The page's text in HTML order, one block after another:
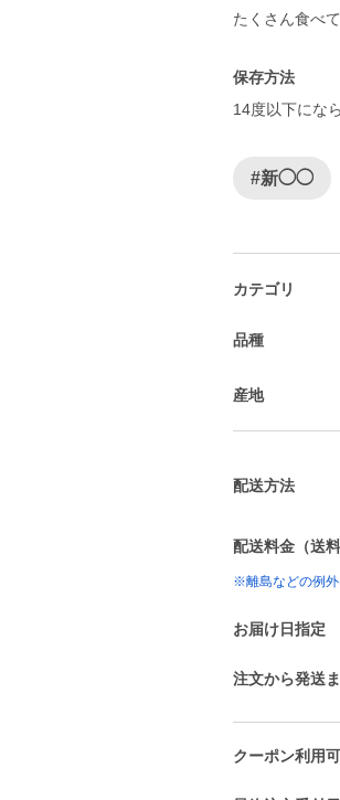
たくさん食べ
保存方法
14度以下にな
#新◯◯
カテゴリ
品種
産地
配送方法
配送料金（送料
※離島などの例外
お届け日指定
注文から発送
クーポン利用